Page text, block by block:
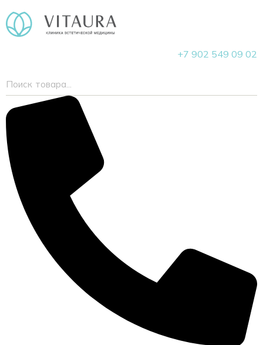
+7 902 549 09 02